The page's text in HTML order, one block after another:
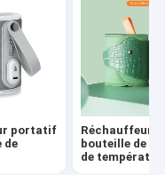
portatif
de
Réchauffeur
bouteille de
de